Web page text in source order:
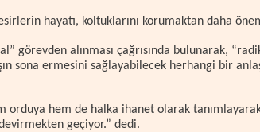
hayatı, koltuklarını korumaktan daha
görevden alınması çağrısında bulunarak,
sona ermesini sağlayabilecek herhangi bir
orduya hem de halka ihanet olarak
geçiyor.” dedi.